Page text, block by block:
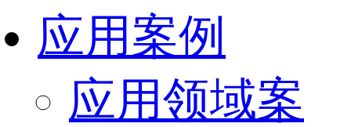
应用案例
应用领域案